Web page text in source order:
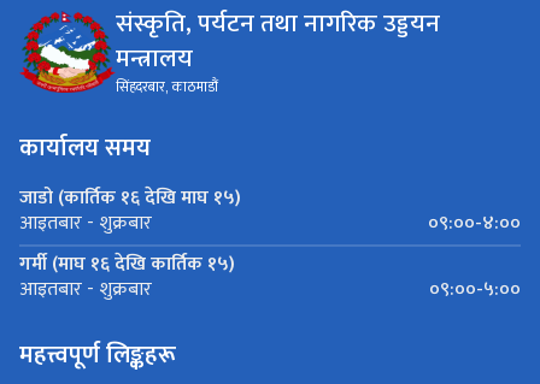
संस्कृति, पर्यटन तथा नागरिक उड्डयन
मन्त्रालय
सिंहदरबार, काठमाडौं
कार्यालय समय
जाडो (कार्तिक १६ देखि माघ १५)
आइतबार - शुक्रबार
०९:००-४:००
गर्मी (माघ १६ देखि कार्तिक १५)
आइतबार - शुक्रबार ०९:००-५:००
महत्त्वपूर्ण लिङ्कहरू